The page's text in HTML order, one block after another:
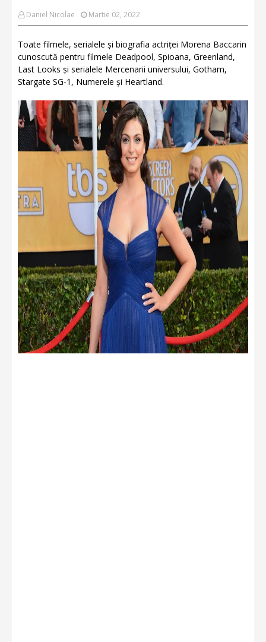
Daniel Nicolae Martie 02, 2022
Toate filmele, serialele și biografia actriței Morena Baccarin
cunoscută pentru filmele Deadpool, Spioana, Greenland,
Last Looks și serialele Mercenarii universului, Gotham,
Stargate SG-1, Numerele și Heartland.